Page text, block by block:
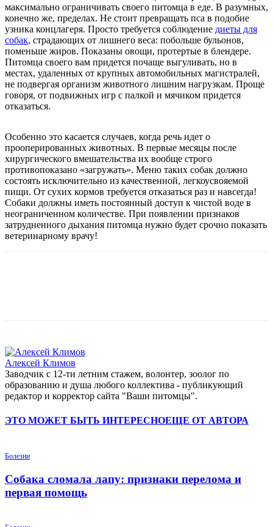
максимально ограничивать своего питомца в еде. В разумных,
конечно же, пределах. Не стоит превращать пса в подобие
узника концлагеря. Просто требуется соблюдение диеты для
собак, страдающих от лишнего веса: побольше бульонов,
поменьше жиров. Показаны овощи, протертые в блендере.
Питомца своего вам придется почаще выгуливать, но в
местах, удаленных от крупных автомобильных магистралей,
не подвергая организм животного лишним нагрузкам. Проще
говоря, от подвижных игр с палкой и мячиком придется
отказаться.
Особенно это касается случаев, когда речь идет о
прооперированных животных. В первые месяцы после
хирургического вмешательства их вообще строго
противопоказано «загружать». Меню таких собак должно
состоять исключительно из качественной, легкоусвояемой
пищи. От сухих кормов требуется отказаться раз и навсегда!
Собаки должны иметь постоянный доступ к чистой воде в
неограниченном количестве. При появлении признаков
затрудненного дыхания питомца нужно будет срочно показать
ветеринарному врачу!
Алексей Климов
Заводчик c 12-ти летним стажем, волонтер, зоолог по
образованию и душа любого коллектива - публикующий
редактор и корректор сайта "Ваши питомцы".
ЭТО МОЖЕТ БЫТЬ ИНТЕРЕСНОЕЩЕ ОТ АВТОРА
Болезни
Собака сломала лапу: признаки перелома и
первая помощь